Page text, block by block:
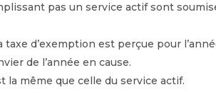
pas un service actif sont
d’exemption est perçue pour
de l’année en cause.
la même que celle du service actif.